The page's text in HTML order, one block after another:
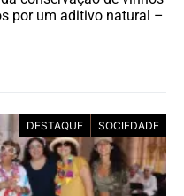
por um aditivo natural –
DESTAQUE SOCIEDADE